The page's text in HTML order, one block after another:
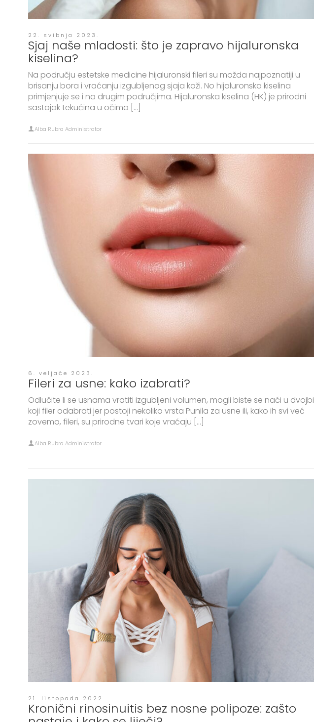
22. svibnja 2023.
Sjaj naše mladosti: što je zapravo hijaluronska
kiselina?
Na području estetske medicine hijaluronski fileri su možda najpoznatiji u
brisanju bora i vraćanju izgubljenog sjaja koži. No hijaluronska kiselina
primjenjuje se i na drugim područjima. Hijaluronska kiselina (HK) je prirodni
sastojak tekućina u očima […]
Alba Rubra Administrator
6. veljače 2023.
Fileri za usne: kako izabrati?
Odlučite li se usnama vratiti izgubljeni volumen, mogli biste se naći u dvojbi
koji filer odabrati jer postoji nekoliko vrsta Punila za usne ili, kako ih svi već
zovemo, fileri, su prirodne tvari koje vraćaju […]
Alba Rubra Administrator
21. listopada 2022.
Kronični rinosinuitis bez nosne polipoze: zašto